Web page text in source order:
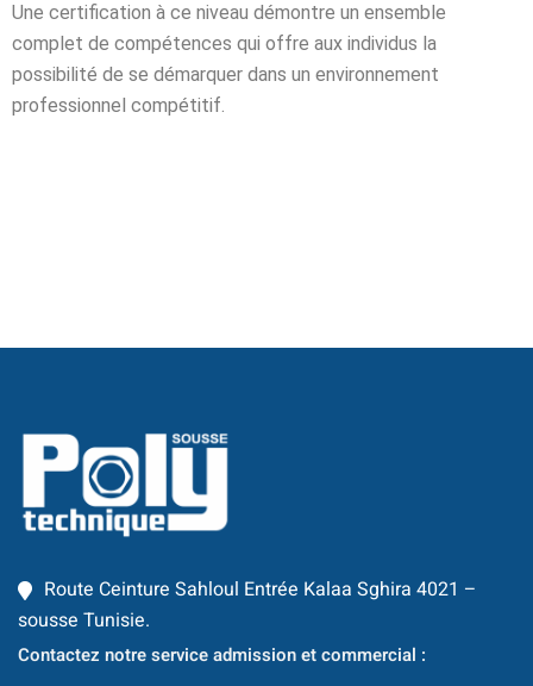
& IA
Une certification à ce niveau démontre un ensemble
complet de compétences qui offre aux individus la
possibilité de se démarquer dans un environnement
professionnel compétitif.
Route Ceinture Sahloul Entrée Kalaa Sghira 4021 –
sousse Tunisie.
Contactez notre service admission et commercial :